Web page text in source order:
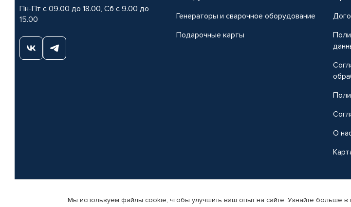
Пн-Пт с 09.00 до 18.00, Сб с 9.00 до
15.00
Генераторы и сварочное оборудование
Подарочные карты
О
© КАМАЗ ЦЕНТР ДОНЕЦК, 2015-2026. Все права защищены. Интернет-магазин автомобильных товаров Автопрофи.
Мы используем файлы cookie, чтобы улучшить ваш опыт на сайте. Узнайте больше в